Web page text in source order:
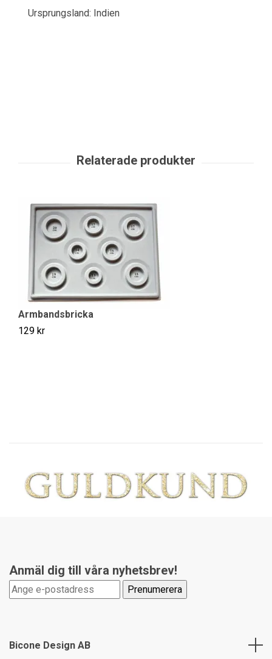
Ursprungsland: Indien
Armbandsbricka
129 kr
Anmäl dig till våra nyhetsbrev!
Bicone Design AB